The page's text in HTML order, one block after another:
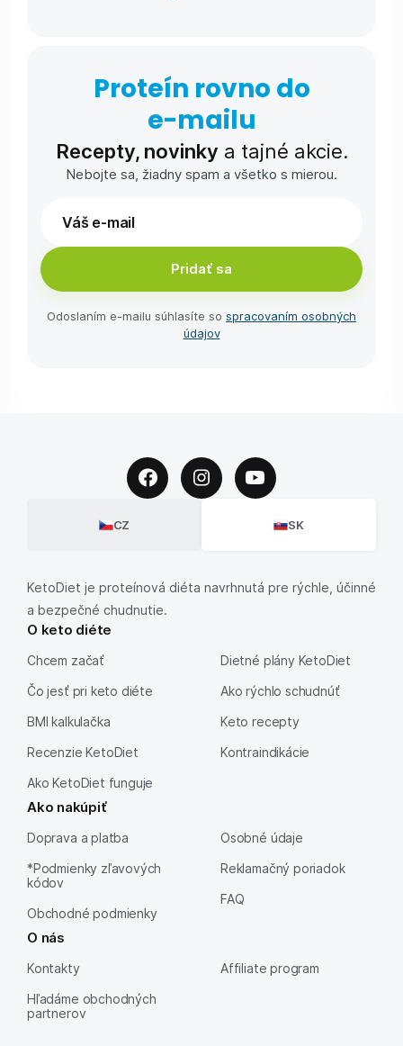
Proteín rovno do
e-⁠mailu
Recepty, novinky a tajné akcie.
Nebojte sa, žiadny spam a všetko s mierou.
Pridať sa
Odoslaním e-⁠mailu súhlasíte so spracovaním osobných
údajov
CZ SK
KetoDiet je proteínová diéta navrhnutá pre rýchle, účinné
a bezpečné chudnutie.
O keto diéte
Chcem začať
Čo jesť pri keto diéte
BMI kalkulačka
Recenzie KetoDiet
Ako KetoDiet funguje
Dietné plány KetoDiet
Ako rýchlo schudnúť
Keto recepty
Kontraindikácie
Ako nakúpiť
Doprava a platba
*Podmienky zľavových
kódov
Obchodné podmienky
Osobné údaje
Reklamačný poriadok
FAQ
O nás
Kontakty
Hľadáme obchodných
partnerov
Affiliate program